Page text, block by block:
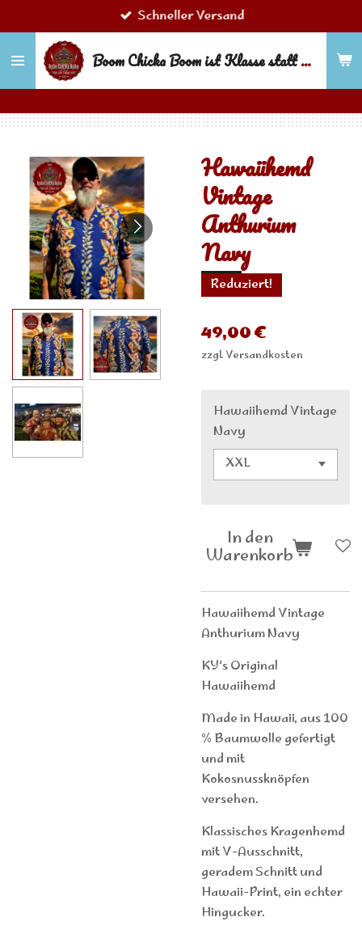
Hauptinhalt
springen
Boom Chicka Boom ist Klasse statt Masse!
Schneller Versand
Hawaiihemd
Vintage
Anthurium
Navy
Reduziert!
49,00 €
zzgl. Versandkosten
Hawaiihemd Vintage
Navy
In den
Warenkorb
Hawaiihemd Vintage
Anthurium Navy
KY‘s Original
Hawaiihemd
Made in Hawaii, aus 100
% Baumwolle gefertigt
und mit
Kokosnussknöpfen
versehen.
Klassisches Kragenhemd
mit V-Ausschnitt,
geradem Schnitt und
Hawaii-Print, ein echter
Hingucker.